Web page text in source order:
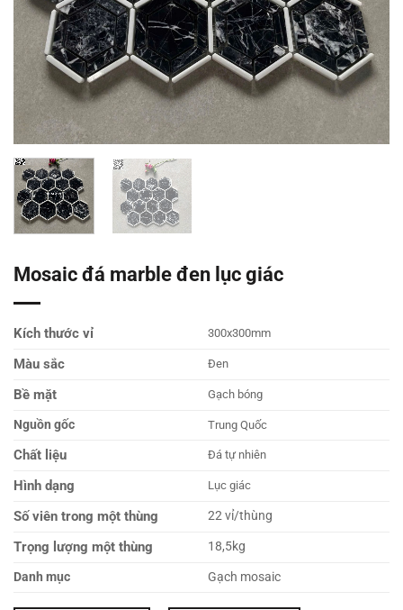
Mosaic đá marble đen lục giác
Kích thước vỉ 300x300mm
Màu sắc Đen
Bề mặt Gạch bóng
Nguồn gốc Trung Quốc
Chất liệu Đá tự nhiên
Hình dạng Lục giác
Số viên trong một thùng 22 vỉ/thùng
Trọng lượng một thùng
18,5kg
Danh mục
Gạch mosaic